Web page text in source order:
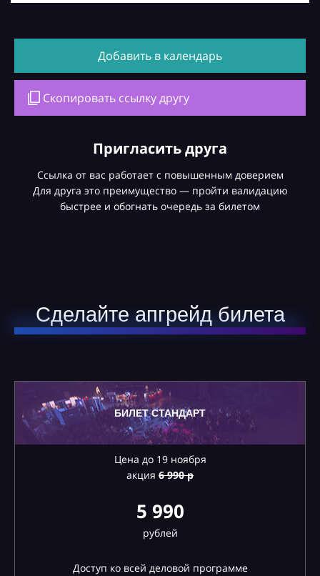
Добавить в календарь
Скопировать ссылку другу
Пригласить друга
Ссылка от вас работает с повышенным доверием
Для друга это преимущество — пройти валидацию
быстрее и обогнать очередь за билетом
Сделайте апгрейд билета
БИЛЕТ СТАНДАРТ
Цена до 19 ноября
акция 6990 р
5 990
рублей
Доступ ко всей деловой программе